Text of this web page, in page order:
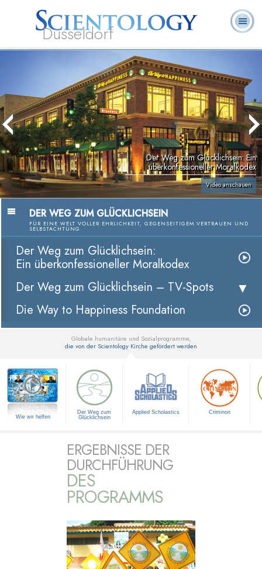
Düsseldorf
Geistliche
Der Weg zum Glücklichsein: Ein
überkonfessioneller Moralkodex
Video anschauen
DER WEG ZUM GLÜCKLICHSEIN
FÜR EINE WELT VOLLER EHRLICHKEIT, GEGENSEITIGEM VERTRAUEN UND
SELBSTACHTUNG
Der Weg zum Glücklichsein:
Ein überkonfessioneller Moralkodex
Der Weg zum Glücklichsein – TV-Spots
Die Way to Happiness Foundation
Globale humanitäre und Sozialprogramme,
die von der Scientology Kirche gefördert werden
Wie wir helfen
Der Weg zum
Glücklichsein
Applied Scholastics Criminon
ERGEBNISSE DER
DURCHFÜHRUNG
DES
PROGRAMMS